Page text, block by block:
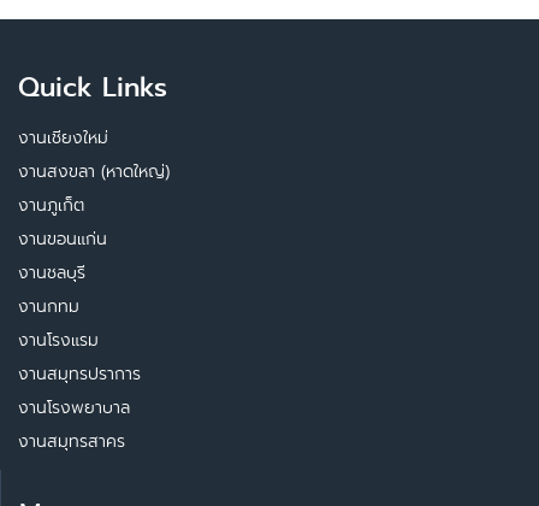
Quick Links
งานเชียงใหม่
งานสงขลา (หาดใหญ่)
งานภูเก็ต
งานขอนแก่น
งานชลบุรี
งานกทม
งานโรงแรม
งานสมุทรปราการ
งานโรงพยาบาล
งานสมุทรสาคร